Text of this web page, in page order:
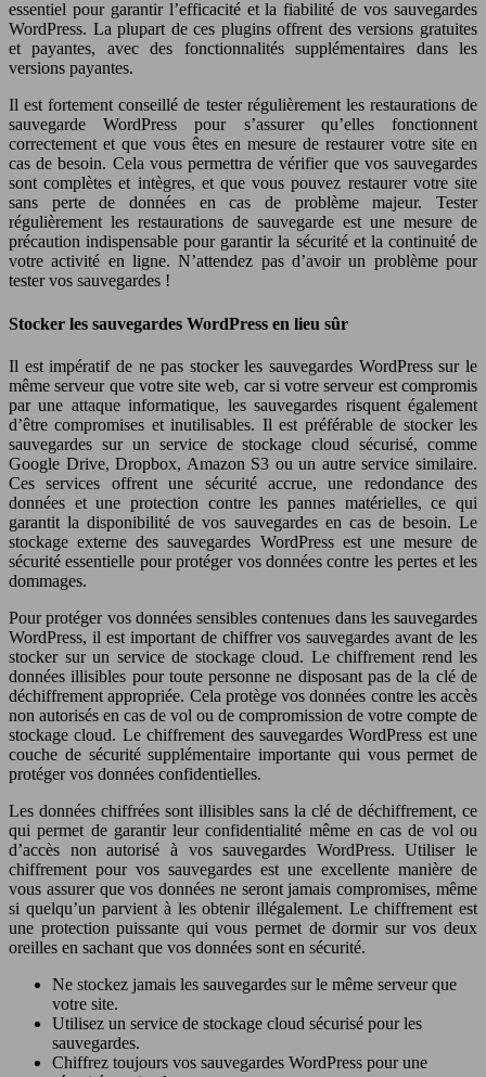
essentiel pour garantir l’efficacité et la fiabilité de vos sauvegardes
WordPress. La plupart de ces plugins offrent des versions gratuites
et payantes, avec des fonctionnalités supplémentaires dans les
versions payantes.
Il est fortement conseillé de tester régulièrement les restaurations de
sauvegarde WordPress pour s’assurer qu’elles fonctionnent
correctement et que vous êtes en mesure de restaurer votre site en
cas de besoin. Cela vous permettra de vérifier que vos sauvegardes
sont complètes et intègres, et que vous pouvez restaurer votre site
sans perte de données en cas de problème majeur. Tester
régulièrement les restaurations de sauvegarde est une mesure de
précaution indispensable pour garantir la sécurité et la continuité de
votre activité en ligne. N’attendez pas d’avoir un problème pour
tester vos sauvegardes !
Stocker les sauvegardes WordPress en lieu sûr
Il est impératif de ne pas stocker les sauvegardes WordPress sur le
même serveur que votre site web, car si votre serveur est compromis
par une attaque informatique, les sauvegardes risquent également
d’être compromises et inutilisables. Il est préférable de stocker les
sauvegardes sur un service de stockage cloud sécurisé, comme
Google Drive, Dropbox, Amazon S3 ou un autre service similaire.
Ces services offrent une sécurité accrue, une redondance des
données et une protection contre les pannes matérielles, ce qui
garantit la disponibilité de vos sauvegardes en cas de besoin. Le
stockage externe des sauvegardes WordPress est une mesure de
sécurité essentielle pour protéger vos données contre les pertes et les
dommages.
Pour protéger vos données sensibles contenues dans les sauvegardes
WordPress, il est important de chiffrer vos sauvegardes avant de les
stocker sur un service de stockage cloud. Le chiffrement rend les
données illisibles pour toute personne ne disposant pas de la clé de
déchiffrement appropriée. Cela protège vos données contre les accès
non autorisés en cas de vol ou de compromission de votre compte de
stockage cloud. Le chiffrement des sauvegardes WordPress est une
couche de sécurité supplémentaire importante qui vous permet de
protéger vos données confidentielles.
Les données chiffrées sont illisibles sans la clé de déchiffrement, ce
qui permet de garantir leur confidentialité même en cas de vol ou
d’accès non autorisé à vos sauvegardes WordPress. Utiliser le
chiffrement pour vos sauvegardes est une excellente manière de
vous assurer que vos données ne seront jamais compromises, même
si quelqu’un parvient à les obtenir illégalement. Le chiffrement est
une protection puissante qui vous permet de dormir sur vos deux
oreilles en sachant que vos données sont en sécurité.
Ne stockez jamais les sauvegardes sur le même serveur que
votre site.
Utilisez un service de stockage cloud sécurisé pour les
sauvegardes.
Chiffrez toujours vos sauvegardes WordPress pour une